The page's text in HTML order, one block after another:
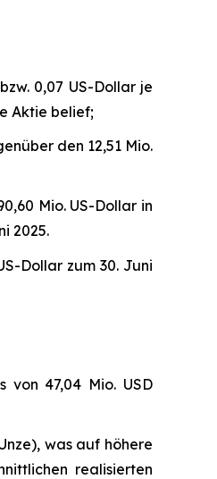
0,07 US-Dollar je
Aktie belief;
den 12,51 Mio.
Mio. US-Dollar in
2025.
Dollar zum 30. Juni
von 47,04 Mio. USD
was auf höhere
realisierten